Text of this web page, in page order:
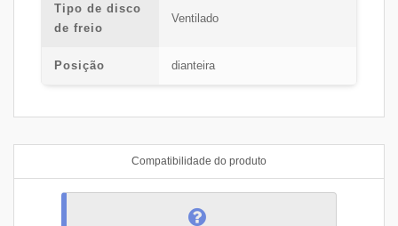
Tipo de disco
de freio
Ventilado
Posição dianteira
Compatibilidade do produto